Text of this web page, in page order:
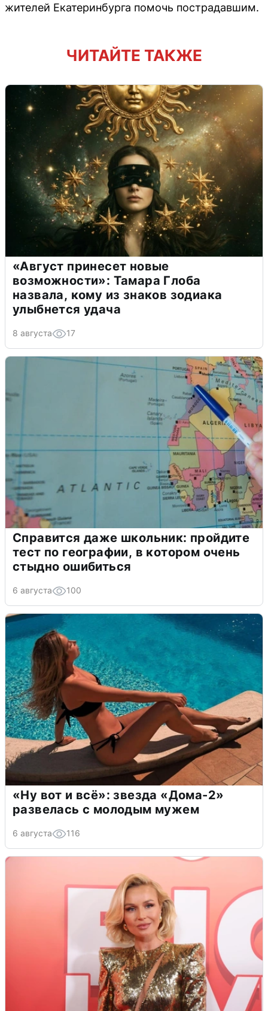
жителей Екатеринбурга помочь пострадавшим.
ЧИТАЙТЕ ТАКЖЕ
«Август принесет новые
возможности»: Тамара Глоба
назвала, кому из знаков зодиака
улыбнется удача
8 августа 17
Справится даже школьник: пройдите
тест по географии, в котором очень
стыдно ошибиться
6 августа 100
«Ну вот и всё»: звезда «Дома-2»
развелась с молодым мужем
6 августа 116